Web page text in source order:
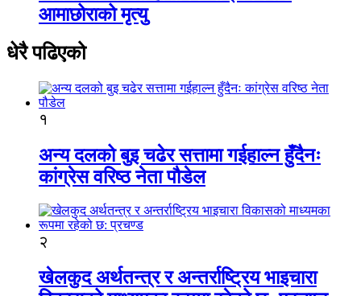
आमाछोराको मृत्यु
धेरै पढिएको
१
अन्य दलको बुइ चढेर सत्तामा गईहाल्न हुँदैनः
कांग्रेस वरिष्ठ नेता पौडेल
२
खेलकुद अर्थतन्त्र र अन्तर्राष्ट्रिय भाइचारा